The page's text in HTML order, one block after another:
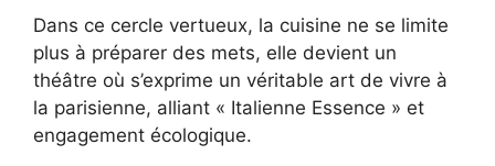
Dans ce cercle vertueux, la cuisine ne se limite
plus à préparer des mets, elle devient un
théâtre où s’exprime un véritable art de vivre à
la parisienne, alliant « Italienne Essence » et
engagement écologique.